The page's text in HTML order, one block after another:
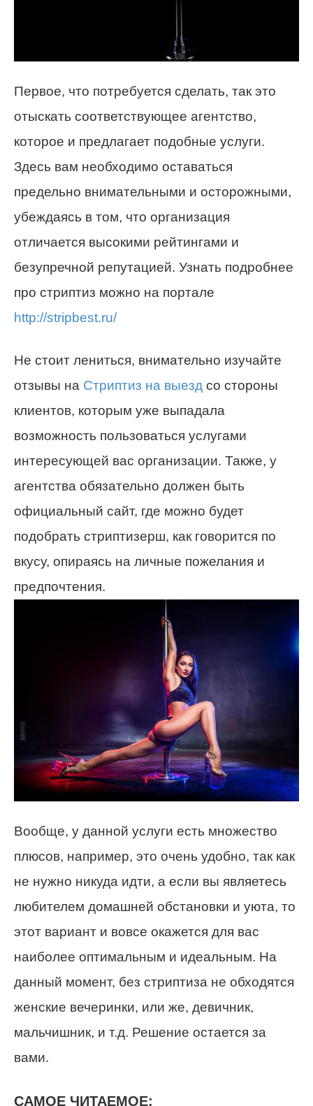
Первое, что потребуется сделать, так это
отыскать соответствующее агентство,
которое и предлагает подобные услуги.
Здесь вам необходимо оставаться
предельно внимательными и осторожными,
убеждаясь в том, что организация
отличается высокими рейтингами и
безупречной репутацией. Узнать подробнее
про стриптиз можно на портале
http://stripbest.ru/
Не стоит лениться, внимательно изучайте
отзывы на Стриптиз на выезд со стороны
клиентов, которым уже выпадала
возможность пользоваться услугами
интересующей вас организации. Также, у
агентства обязательно должен быть
официальный сайт, где можно будет
подобрать стриптизерш, как говорится по
вкусу, опираясь на личные пожелания и
предпочтения.
Вообще, у данной услуги есть множество
плюсов, например, это очень удобно, так как
не нужно никуда идти, а если вы являетесь
любителем домашней обстановки и уюта, то
этот вариант и вовсе окажется для вас
наиболее оптимальным и идеальным. На
данный момент, без стриптиза не обходятся
женские вечеринки, или же, девичник,
мальчишник, и т.д. Решение остается за
вами.
САМОЕ ЧИТАЕМОЕ: